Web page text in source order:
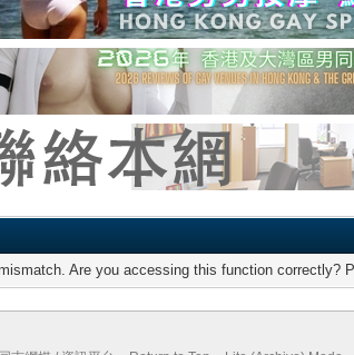
Are you accessing this function correctly?